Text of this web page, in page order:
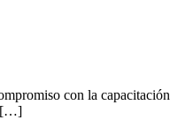
con la capacitación
[…]